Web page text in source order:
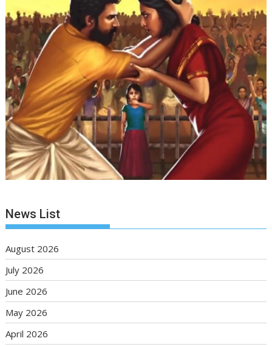
News List
August 2026
July 2026
June 2026
May 2026
April 2026